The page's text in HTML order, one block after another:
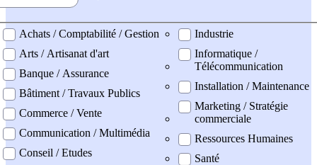
professionel
Achats / Comptabilité / Gestion
Arts / Artisanat d'art
Banque / Assurance
Bâtiment / Travaux Publics
Commerce / Vente
Communication / Multimédia
Conseil / Etudes
Industrie
Informatique /
Télécommunication
Installation / Maintenance
Marketing / Stratégie
commerciale
Ressources Humaines
Santé